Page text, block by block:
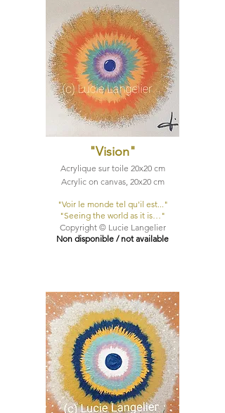
"Vision"
Acrylique sur toile 20x20 cm
Acrylic on canvas, 20x20 cm
"Voir le monde tel qu'il est..."​
"Seeing the world as it is…"​
Copyright © Lucie Langelier
Non disponible / not available